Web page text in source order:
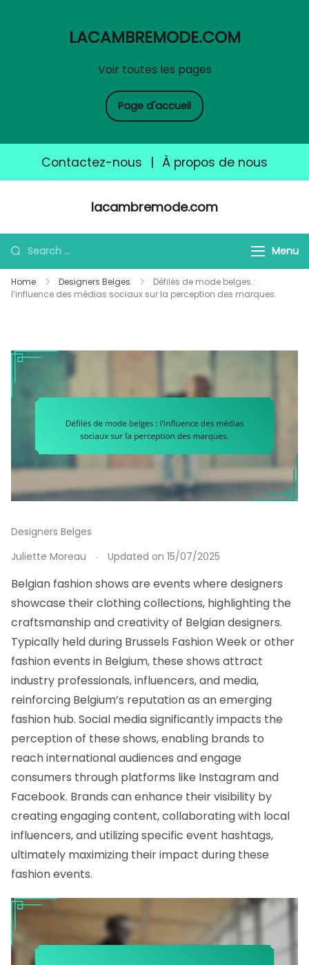
Voir toutes les pages
LACAMBREMODE.COM
Page d'accueil
Contactez-nous | À propos de nous
lacambremode.com
Search
for:
Menu
Home Designers Belges
Défilés de mode belges :
l’influence des médias sociaux sur la perception des marques.
Designers Belges
Juliette Moreau
Updated on 15/07/2025
Belgian fashion shows are events where designers
showcase their clothing collections, highlighting the
craftsmanship and creativity of Belgian designers.
Typically held during Brussels Fashion Week or other
fashion events in Belgium, these shows attract
industry professionals, influencers, and media,
reinforcing Belgium’s reputation as an emerging
fashion hub. Social media significantly impacts the
perception of these shows, enabling brands to
reach international audiences and engage
consumers through platforms like Instagram and
Facebook. Brands can enhance their visibility by
creating engaging content, collaborating with local
influencers, and utilizing specific event hashtags,
ultimately maximizing their impact during these
fashion events.